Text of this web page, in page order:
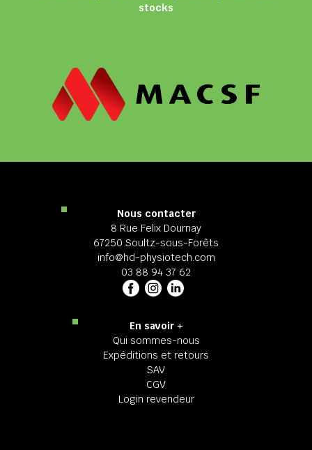
stocks
Nous contacter
8 Rue Felix Dournay
67250 Soultz-sous-Forêts
info@hd-physiotech.com
03 88 94 37 62
En savoir +
Qui sommes-nous
Expéditions et retours
SAV
CGV
Login revendeur